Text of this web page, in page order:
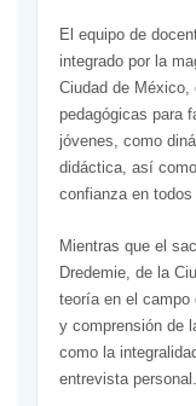
El equipo de
integrado por la
Ciudad de México,
pedagógicas para
jóvenes, como
didáctica, así
confianza en
Mientras que el
Dredemie, de la
teoría en el campo
y comprensión de
como la
entrevista personal.